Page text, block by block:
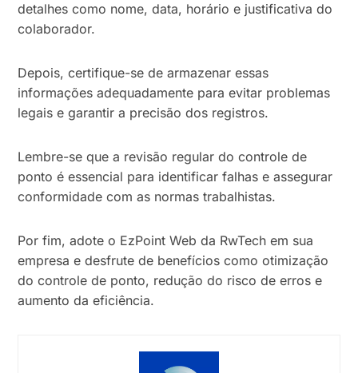
detalhes como nome, data, horário e justificativa do
colaborador.
Depois, certifique-se de armazenar essas
informações adequadamente para evitar problemas
legais e garantir a precisão dos registros.
Lembre-se que a revisão regular do controle de
ponto é essencial para identificar falhas e assegurar
conformidade com as normas trabalhistas.
Por fim, adote o EzPoint Web da RwTech em sua
empresa e desfrute de benefícios como otimização
do controle de ponto, redução do risco de erros e
aumento da eficiência.